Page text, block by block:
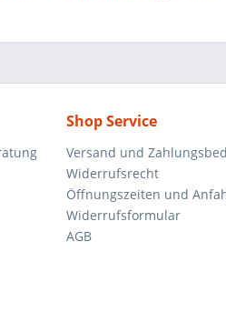
Shop Service
Versand und
Widerrufsrecht
Öffnungszeiten und
Widerrufsformular
AGB